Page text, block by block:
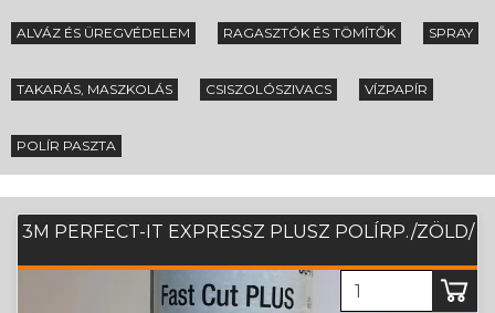
TAKARÁS, MASZKOLÁS CSISZOLÓSZIVACS VÍZPAPÍR
POLÍR PASZTA
3M PERFECT-IT EXPRESSZ PLUSZ POLÍRP./ZÖLD/